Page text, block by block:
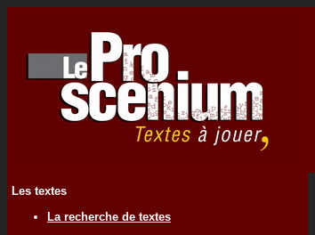
Les textes
La recherche de textes